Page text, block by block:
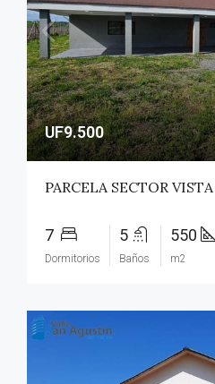
UF9.500
PARCELA SECTOR
7
Dormitorios
5
Baños
550
m2